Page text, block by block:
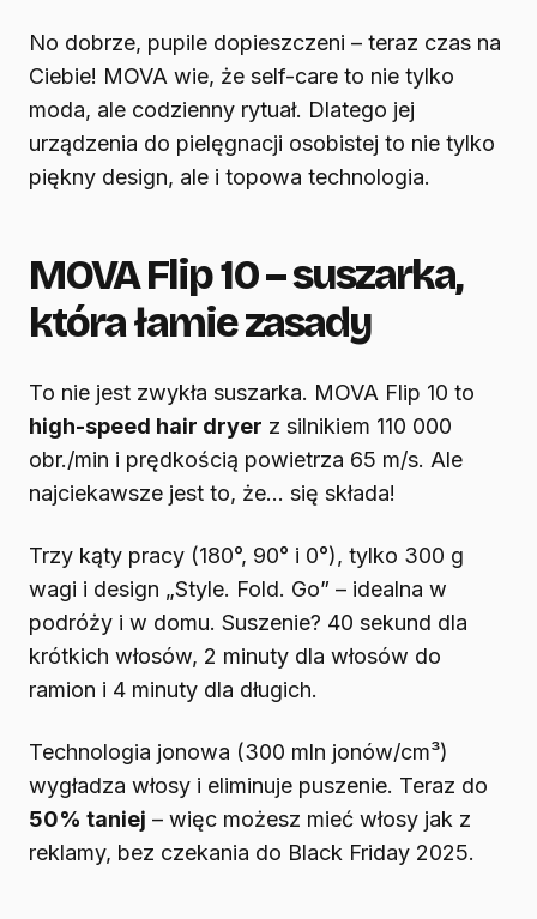
No dobrze, pupile dopieszczeni – teraz czas na
Ciebie! MOVA wie, że self-care to nie tylko
moda, ale codzienny rytuał. Dlatego jej
urządzenia do pielęgnacji osobistej to nie tylko
piękny design, ale i topowa technologia.
MOVA Flip 10 – suszarka,
która łamie zasady
To nie jest zwykła suszarka. MOVA Flip 10 to
high-speed hair dryer z silnikiem 110 000
obr./min i prędkością powietrza 65 m/s. Ale
najciekawsze jest to, że… się składa!
Trzy kąty pracy (180°, 90° i 0°), tylko 300 g
wagi i design „Style. Fold. Go” – idealna w
podróży i w domu. Suszenie? 40 sekund dla
krótkich włosów, 2 minuty dla włosów do
ramion i 4 minuty dla długich.
Technologia jonowa (300 mln jonów/cm³)
wygładza włosy i eliminuje puszenie. Teraz do
50% taniej – więc możesz mieć włosy jak z
reklamy, bez czekania do Black Friday 2025.